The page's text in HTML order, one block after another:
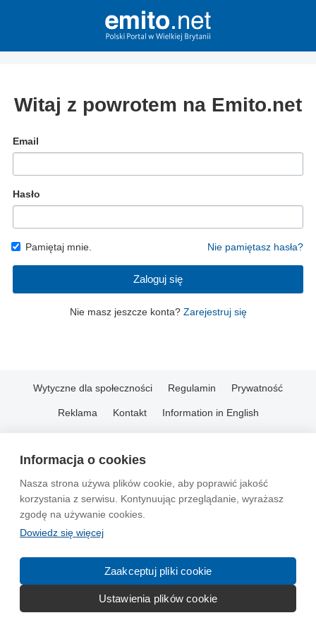
Informacja o cookies
Nasza strona używa plików cookie, aby poprawić jakość
korzystania z serwisu. Kontynuując przeglądanie, wyrażasz
zgodę na używanie cookies.
Dowiedz się więcej
Zaakceptuj pliki cookie
Ustawienia plików cookie
Witaj z powrotem na Emito.net
Email
Hasło
Pamiętaj mnie. Nie pamiętasz hasła?
Zaloguj się
Nie masz jeszcze konta? Zarejestruj się
Wytyczne dla społeczności Regulamin Prywatność
Reklama Kontakt Information in English